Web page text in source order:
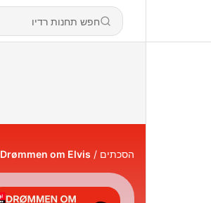
הסכתים Drømmen om Elvis